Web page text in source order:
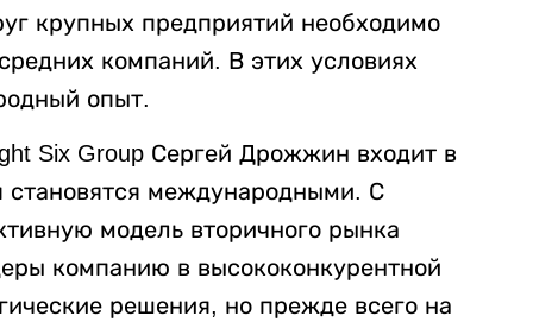
крупных предприятий необходимо
компаний. В этих условиях
опыт.
Six Group Сергей Дрожжин входит в
становятся международными. С
модель вторичного рынка
компанию в высококонкурентной
решения, но прежде всего на